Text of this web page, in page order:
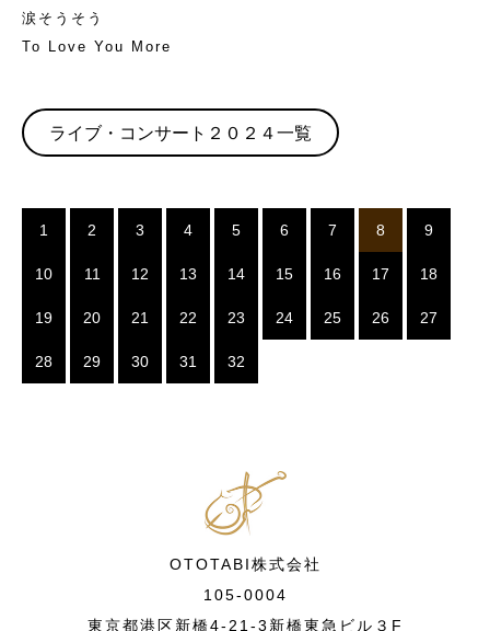
涙そうそう
To Love You More
ライブ・コンサート２０２４一覧
1 2 3 4 5 6 7 8 9
10 11 12 13 14 15 16 17 18
19 20 21 22 23 24 25 26 27
28 29 30 31 32
OTOTABI株式会社
105-0004
東京都港区新橋4-21-3新橋東急ビル３F